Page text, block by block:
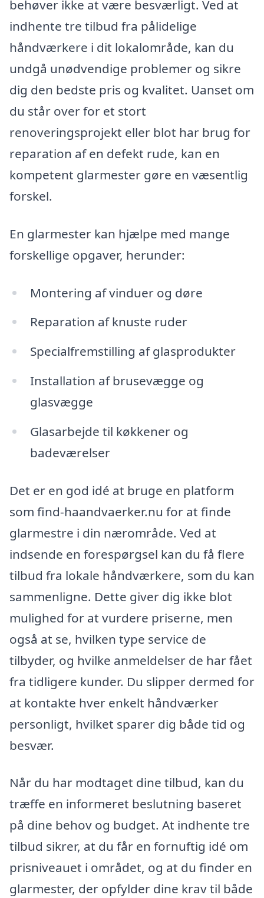
behøver ikke at være besværligt. Ved at
indhente tre tilbud fra pålidelige
håndværkere i dit lokalområde, kan du
undgå unødvendige problemer og sikre
dig den bedste pris og kvalitet. Uanset om
du står over for et stort
renoveringsprojekt eller blot har brug for
reparation af en defekt rude, kan en
kompetent glarmester gøre en væsentlig
forskel.
En glarmester kan hjælpe med mange
forskellige opgaver, herunder:
Montering af vinduer og døre
Reparation af knuste ruder
Specialfremstilling af glasprodukter
Installation af brusevægge og
glasvægge
Glasarbejde til køkkener og
badeværelser
Det er en god idé at bruge en platform
som find-haandvaerker.nu for at finde
glarmestre i din nærområde. Ved at
indsende en forespørgsel kan du få flere
tilbud fra lokale håndværkere, som du kan
sammenligne. Dette giver dig ikke blot
mulighed for at vurdere priserne, men
også at se, hvilken type service de
tilbyder, og hvilke anmeldelser de har fået
fra tidligere kunder. Du slipper dermed for
at kontakte hver enkelt håndværker
personligt, hvilket sparer dig både tid og
besvær.
Når du har modtaget dine tilbud, kan du
træffe en informeret beslutning baseret
på dine behov og budget. At indhente tre
tilbud sikrer, at du får en fornuftig idé om
prisniveauet i området, og at du finder en
glarmester, der opfylder dine krav til både